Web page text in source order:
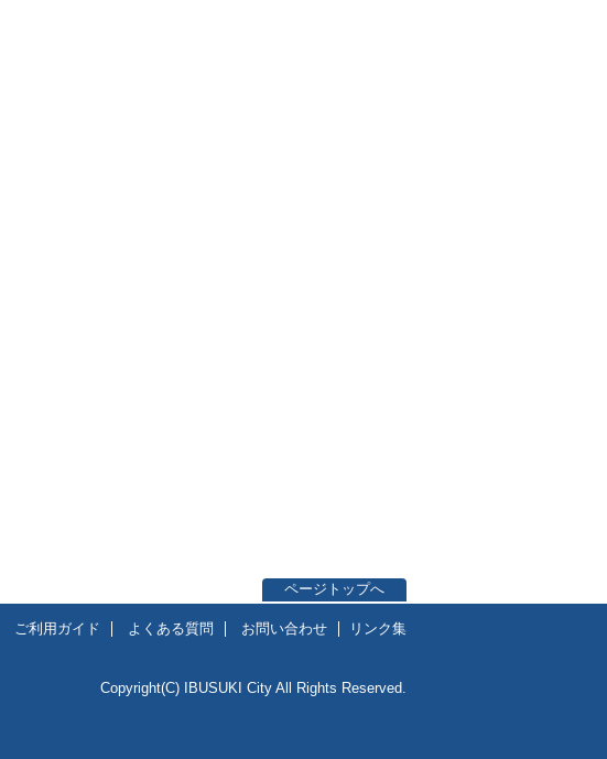
ページトップへ
ご利用ガイド よくある質問 お問い合わせ リンク集
Copyright(C) IBUSUKI City All Rights Reserved.